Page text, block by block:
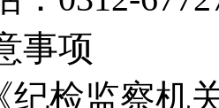
事项
纪检监察机